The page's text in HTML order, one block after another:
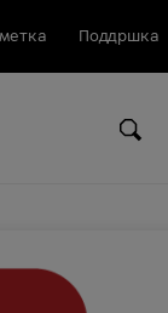
Поддршка